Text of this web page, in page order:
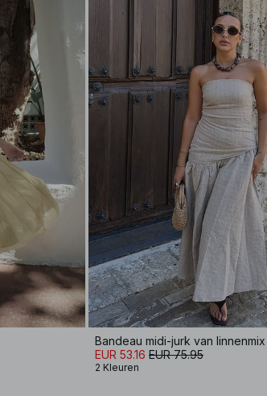
Bandeau midi-jurk van linnenmix
EUR 53.16 EUR 75.95
2 Kleuren